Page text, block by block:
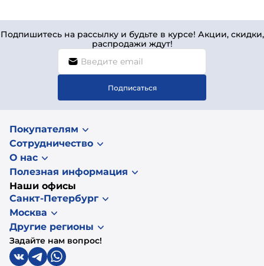
Подпишитесь на рассылку и будьте в курсе! Акции, скидки,
распродажи ждут!
Подписаться
Покупателям
Сотрудничество
О нас
Полезная информация
Наши офисы
Санкт-Петербург
Москва
Другие регионы
Задайте нам вопрос!